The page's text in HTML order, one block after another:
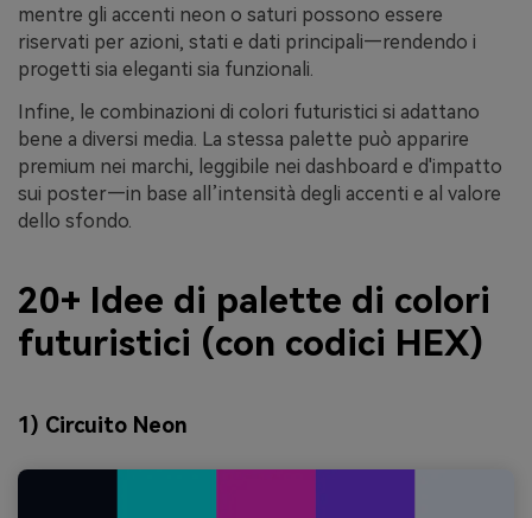
mentre gli accenti neon o saturi possono essere
riservati per azioni, stati e dati principali—rendendo i
progetti sia eleganti sia funzionali.
Infine, le combinazioni di colori futuristici si adattano
bene a diversi media. La stessa palette può apparire
premium nei marchi, leggibile nei dashboard e d'impatto
sui poster—in base all’intensità degli accenti e al valore
dello sfondo.
20+ Idee di palette di colori
futuristici (con codici HEX)
1) Circuito Neon